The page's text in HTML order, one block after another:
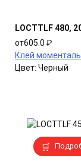
LOCTTLF 480,
от605.0 ₽
Клей
Цвет: Черный